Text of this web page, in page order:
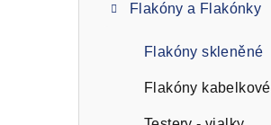
Flakóny a Flakónky
Flakóny skleněné
Flakóny kabelkové